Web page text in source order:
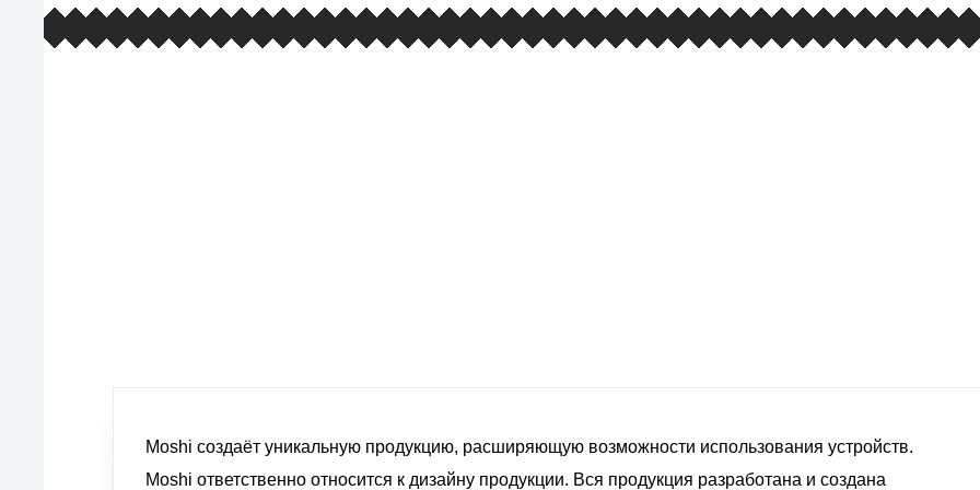
Moshi создаёт уникальную продукцию, расширяющую возможности использования устройств.
Moshi ответственно относится к дизайну продукции. Вся продукция разработана и создана